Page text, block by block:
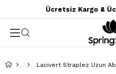
Ücretsiz Kargo &
Lacivert Straplez Uzun